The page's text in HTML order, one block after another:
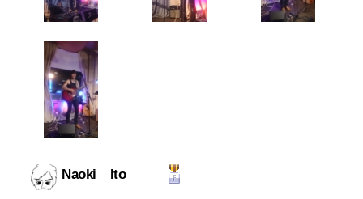
Naoki__Ito